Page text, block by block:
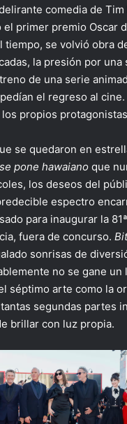
comedia de
el primer premio Oscar
tiempo, se volvió obra
la presión por una
de una serie
el regreso al
propios
se quedaron en
pone hawaiano que
los deseos del
espectro
para inaugurar la
fuera de concurso.
sonrisas de
no se gane un
séptimo arte como la
segundas partes
brillar con luz propia.